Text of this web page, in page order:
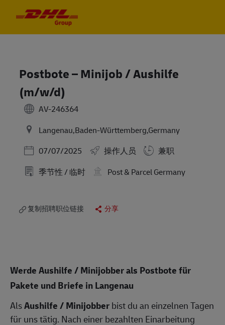
Postbote – Minijob / Aushilfe
(m/w/d)
AV-246364
Langenau,Baden-Württemberg,Germany
Posted Date
07/07/2025 操作人员
兼职
季节性 / 临时
Post & Parcel Germany
复制招聘职位链接 分享
Werde Aushilfe / Minijobber als Postbote für
Pakete und Briefe in Langenau
AlsAushilfe / Minijobberbist du an einzelnen Tagen
für uns tätig. Nach einer bezahlten Einarbeitung